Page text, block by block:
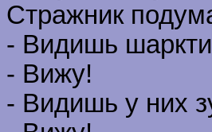
Стражник
- Видишь
- Вижу!
- Видишь у них